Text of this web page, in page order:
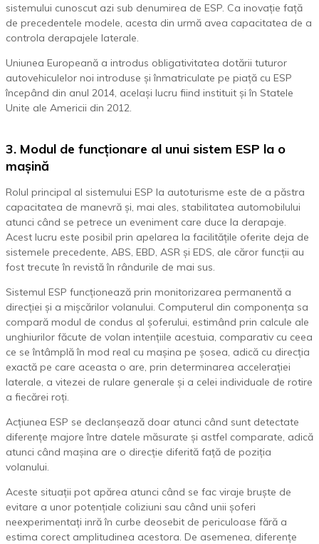
sistemului cunoscut azi sub denumirea de ESP. Ca inovație față
de precedentele modele, acesta din urmă avea capacitatea de a
controla derapajele laterale.
Uniunea Europeană a introdus obligativitatea dotării tuturor
autovehiculelor noi introduse și înmatriculate pe piață cu ESP
începând din anul 2014, același lucru fiind instituit și în Statele
Unite ale Americii din 2012.
3. Modul de funcționare al unui sistem ESP la o
mașină
Rolul principal al sistemului ESP la autoturisme este de a păstra
capacitatea de manevră și, mai ales, stabilitatea automobilului
atunci când se petrece un eveniment care duce la derapaje.
Acest lucru este posibil prin apelarea la facilitățile oferite deja de
sistemele precedente, ABS, EBD, ASR și EDS, ale căror funcții au
fost trecute în revistă în rândurile de mai sus.
Sistemul ESP funcționează prin monitorizarea permanentă a
direcției și a mișcărilor volanului. Computerul din componența sa
compară modul de condus al șoferului, estimând prin calcule ale
unghiurilor făcute de volan intențiile acestuia, comparativ cu ceea
ce se întâmplă în mod real cu mașina pe șosea, adică cu direcția
exactă pe care aceasta o are, prin determinarea accelerației
laterale, a vitezei de rulare generale și a celei individuale de rotire
a fiecărei roți.
Acțiunea ESP se declanșează doar atunci când sunt detectate
diferențe majore între datele măsurate și astfel comparate, adică
atunci când mașina are o direcție diferită față de poziția
volanului.
Aceste situații pot apărea atunci când se fac viraje bruște de
evitare a unor potențiale coliziuni sau când unii șoferi
neexperimentați inră în curbe deosebit de periculoase fără a
estima corect amplitudinea acestora. De asemenea, diferențe